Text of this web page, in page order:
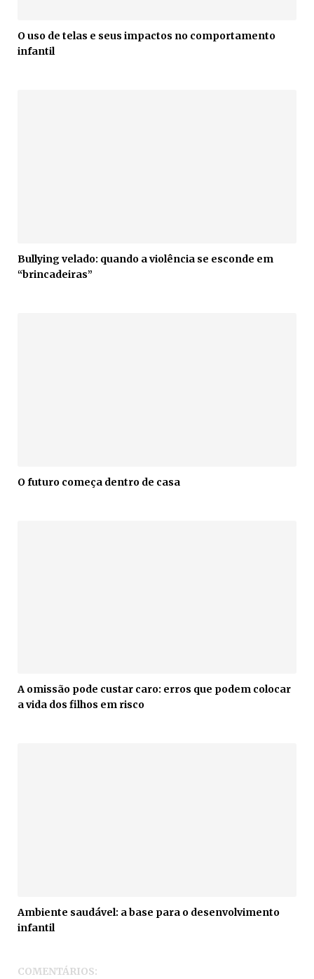
O uso de telas e seus impactos no comportamento
infantil
Bullying velado: quando a violência se esconde em
“brincadeiras”
O futuro começa dentro de casa
A omissão pode custar caro: erros que podem colocar
a vida dos filhos em risco
Ambiente saudável: a base para o desenvolvimento
infantil
COMENTÁRIOS: